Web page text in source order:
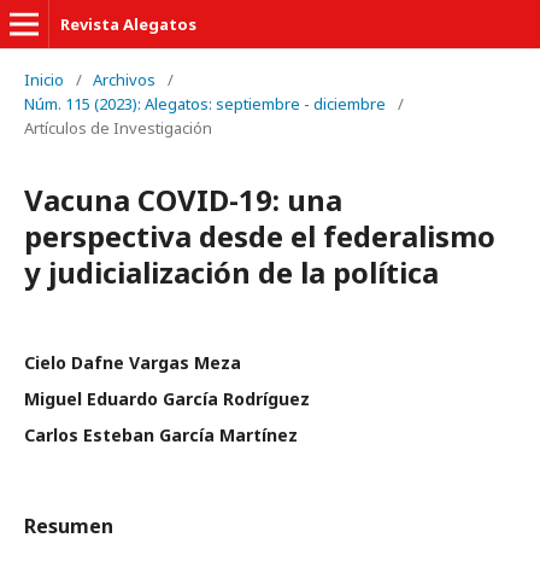
Revista Alegatos
Inicio / Archivos
/
Núm. 115 (2023): Alegatos: septiembre - diciembre
/
Artículos de Investigación
Vacuna COVID-19: una
perspectiva desde el federalismo
y judicialización de la política
Cielo Dafne Vargas Meza
Miguel Eduardo García Rodríguez
Carlos Esteban García Martínez
Resumen